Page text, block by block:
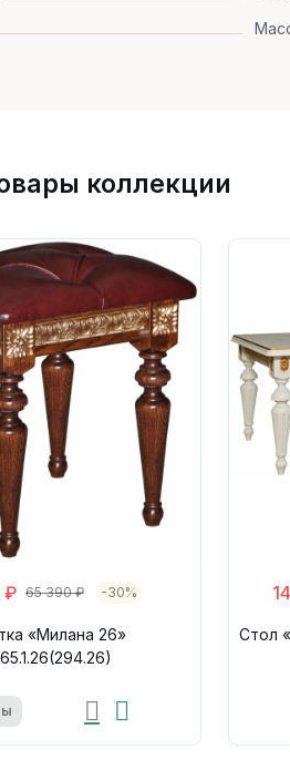
коллекции
₽ 65 390 ₽ -30%
«Милана 26»
Стол